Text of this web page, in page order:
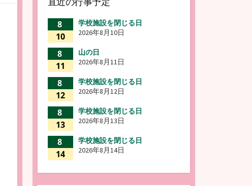
8
10
学校施設を閉じる日
2026年8月10日
8
11
山の日
2026年8月11日
8
12
学校施設を閉じる日
2026年8月12日
8
13
学校施設を閉じる日
2026年8月13日
8
14
学校施設を閉じる日
2026年8月14日